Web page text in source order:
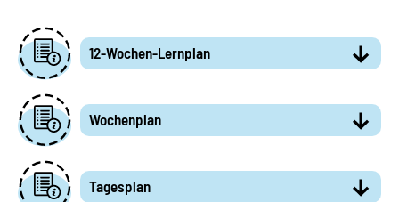
12-Wochen-Lernplan
Wochenplan
Tagesplan